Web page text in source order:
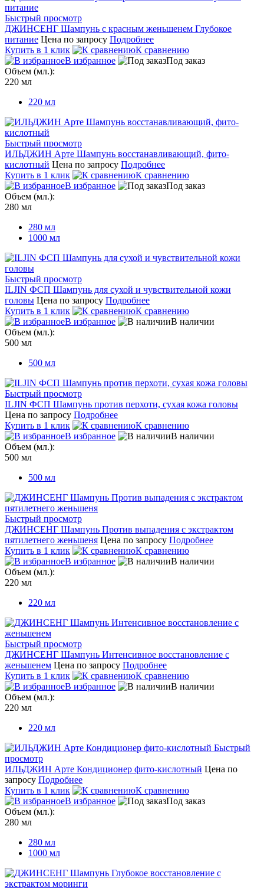
Быстрый просмотр
ДЖИНСЕНГ Шампунь с красным женьшенем Глубокое
питание Цена по запросу Подробнее
Купить в 1 клик
К сравнению
В избранное
Под заказ
Объем (мл.):
220 мл
220 мл
Быстрый просмотр
ИЛЬДЖИН Арте Шампунь восстанавливающий, фито-
кислотный Цена по запросу Подробнее
Купить в 1 клик
К сравнению
В избранное
Под заказ
Объем (мл.):
280 мл
280 мл
1000 мл
Быстрый просмотр
ILJIN ФСП Шампунь для сухой и чувствительной кожи
головы Цена по запросу Подробнее
Купить в 1 клик
К сравнению
В избранное
В наличии
Объем (мл.):
500 мл
500 мл
Быстрый просмотр
ILJIN ФСП Шампунь против перхоти, сухая кожа головы
Цена по запросу Подробнее
Купить в 1 клик
К сравнению
В избранное
В наличии
Объем (мл.):
500 мл
500 мл
Быстрый просмотр
ДЖИНСЕНГ Шампунь Против выпадения с экстрактом
пятилетнего женьшеня Цена по запросу Подробнее
Купить в 1 клик
К сравнению
В избранное
В наличии
Объем (мл.):
220 мл
220 мл
Быстрый просмотр
ДЖИНСЕНГ Шампунь Интенсивное восстановление с
женьшенем Цена по запросу Подробнее
Купить в 1 клик
К сравнению
В избранное
В наличии
Объем (мл.):
220 мл
220 мл
Быстрый
просмотр
ИЛЬДЖИН Арте Кондиционер фито-кислотный Цена по
запросу Подробнее
Купить в 1 клик
К сравнению
В избранное
Под заказ
Объем (мл.):
280 мл
280 мл
1000 мл